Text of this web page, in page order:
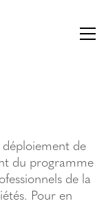
de
du programme
de la
Pour en